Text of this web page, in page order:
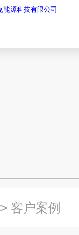
客户案例